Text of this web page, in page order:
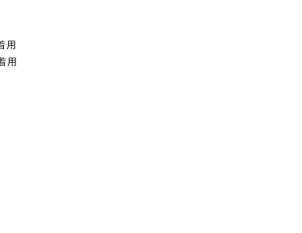
用
用